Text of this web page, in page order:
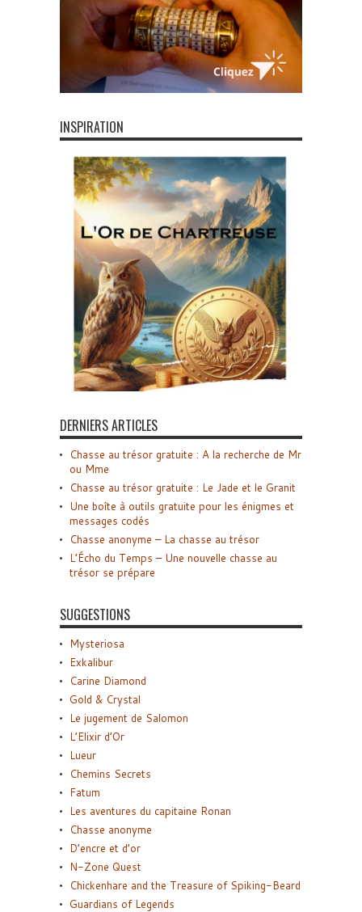
INSPIRATION
DERNIERS ARTICLES
Chasse au trésor gratuite : A la recherche de Mr
ou Mme
Chasse au trésor gratuite : Le Jade et le Granit
Une boîte à outils gratuite pour les énigmes et
messages codés
Chasse anonyme – La chasse au trésor
L’Écho du Temps – Une nouvelle chasse au
trésor se prépare
SUGGESTIONS
Mysteriosa
Exkalibur
Carine Diamond
Gold & Crystal
Le jugement de Salomon
L’Elixir d’Or
Lueur
Chemins Secrets
Fatum
Les aventures du capitaine Ronan
Chasse anonyme
D’encre et d’or
N-Zone Quest
Chickenhare and the Treasure of Spiking-Beard
Guardians of Legends